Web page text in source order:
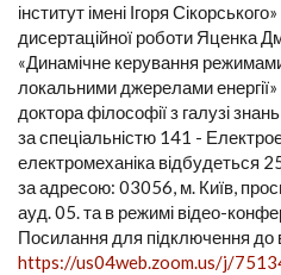
інститут імені Ігоря
дисертаційної роботи Яценка
«Динамічне керування
локальними джерелами
доктора філософії з галузі
за спеціальністю 141 -
електромеханіка відбудеться
за адресою: 03056, м. Київ,
ауд. 05. та в режимі відео-
Посилання для підключення
https://us04web.zoom.us/j/